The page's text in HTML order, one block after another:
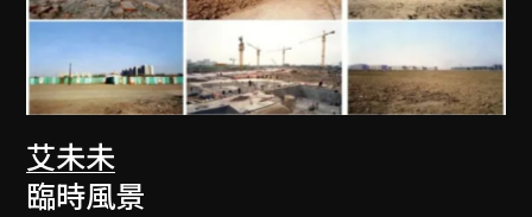
艾未未
臨時風景